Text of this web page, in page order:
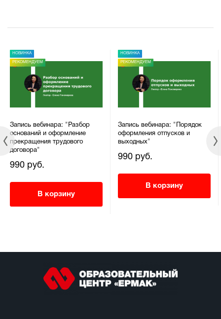
НОВИНКА
РЕКОМЕНДУЕМ
Запись вебинара: "Разбор
оснований и оформление
прекращения трудового
договора"
990 руб.
В корзину
НОВИНКА
РЕКОМЕНДУЕМ
Запись вебинара: "Порядок
оформления отпусков и
выходных"
990 руб.
В корзину